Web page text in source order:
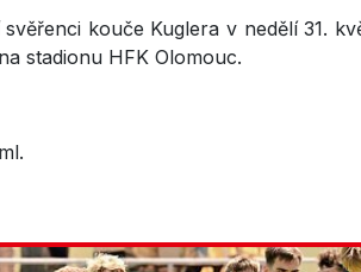
kouče Kuglera v nedělí 31.
stadionu HFK Olomouc.